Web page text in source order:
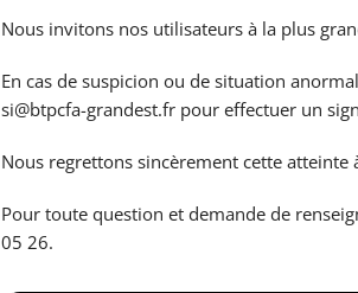
Nous invitons nos utilisateurs à la plus
En cas de suspicion ou de situation
si@btpcfa-grandest.fr pour effectuer un
Nous regrettons sincèrement cette
Pour toute question et demande de
05 26.